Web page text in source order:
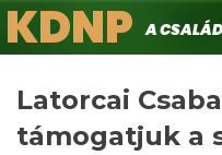
Ugrás
a
Keresés
KDNPA családokért.
Latorcai
támogatjuk a